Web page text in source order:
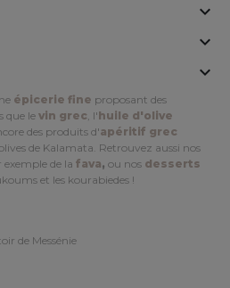



épicerie fine proposant des
que le vin grec, l'huile d'olive
des produits d'apéritif grec
de Kalamata. Retrouvez aussi nos
exemple de la fava, ou nos desserts
et les kourabiedes !
de Messénie